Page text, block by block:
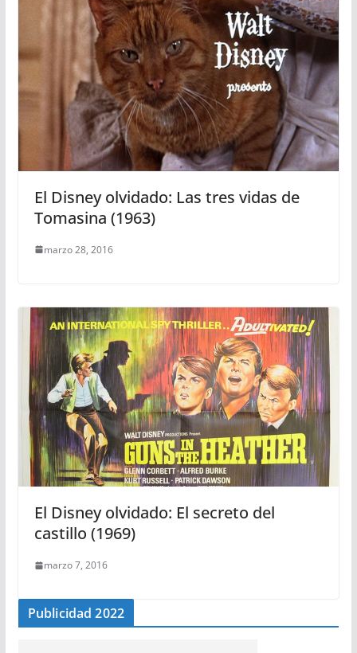
El Disney olvidado: Las tres vidas de
Tomasina (1963)
marzo 28, 2016
El Disney olvidado: El secreto del
castillo (1969)
marzo 7, 2016
Publicidad 2022